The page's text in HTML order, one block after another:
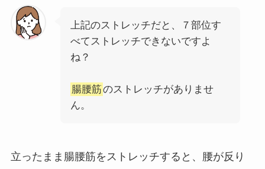
上記のストレッチだと、７部位す
べてストレッチできないですよ
ね？
腸腰筋のストレッチがありませ
ん。
立ったまま腸腰筋をストレッチすると、腰が反り